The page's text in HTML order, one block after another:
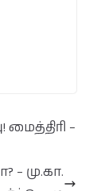
–
– மு.கா.